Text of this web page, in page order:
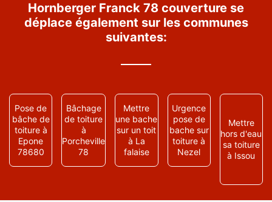
Hornberger Franck 78 couverture se
déplace également sur les communes
suivantes:
Pose de
bâche de
toiture à
Epone
78680
Bâchage
de toiture
à
Porcheville
78
Mettre
une bache
sur un toit
à La
falaise
Urgence
pose de
bache sur
toiture à
Nezel
Mettre
hors d'eau
sa toiture
à Issou